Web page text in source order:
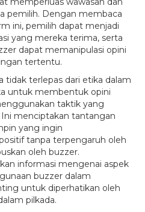
pemilih. Dengan membaca
ini, pemilih dapat menjadi
yang mereka terima, serta
dapat memanipulasi opini
tertentu.
tidak terlepas dari etika dalam
untuk membentuk opini
taktik yang
menciptakan tantangan
yang ingin
tanpa terpengaruh oleh
oleh buzzer.
informasi mengenai aspek
buzzer dalam
untuk diperhatikan oleh
pilkada.